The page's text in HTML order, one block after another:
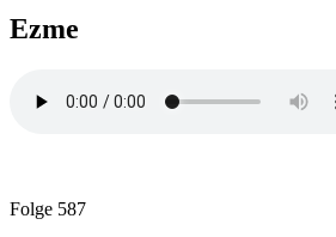
Ezme
Folge 587